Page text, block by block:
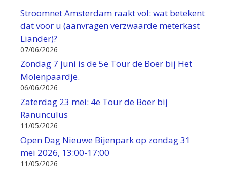
Stroomnet Amsterdam raakt vol: wat betekent
dat voor u (aanvragen verzwaarde meterkast
Liander)?
07/06/2026
Zondag 7 juni is de 5e Tour de Boer bij Het
Molenpaardje.
06/06/2026
Zaterdag 23 mei: 4e Tour de Boer bij
Ranunculus
11/05/2026
Open Dag Nieuwe Bijenpark op zondag 31
mei 2026, 13:00-17:00
11/05/2026